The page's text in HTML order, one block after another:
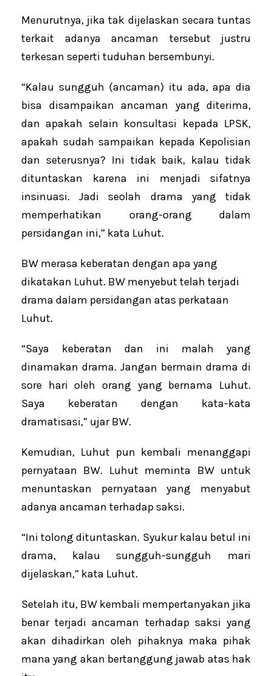
Menurutnya, jika tak dijelaskan secara tuntas
terkait adanya ancaman tersebut justru
terkesan seperti tuduhan bersembunyi.
“Kalau sungguh (ancaman) itu ada, apa dia
bisa disampaikan ancaman yang diterima,
dan apakah selain konsultasi kepada LPSK,
apakah sudah sampaikan kepada Kepolisian
dan seterusnya? Ini tidak baik, kalau tidak
dituntaskan karena ini menjadi sifatnya
insinuasi. Jadi seolah drama yang tidak
memperhatikan orang-orang dalam
persidangan ini,” kata Luhut.
BW merasa keberatan dengan apa yang
dikatakan Luhut. BW menyebut telah terjadi
drama dalam persidangan atas perkataan
Luhut.
“Saya keberatan dan ini malah yang
dinamakan drama. Jangan bermain drama di
sore hari oleh orang yang bernama Luhut.
Saya keberatan dengan kata-kata
dramatisasi,” ujar BW.
Kemudian, Luhut pun kembali menanggapi
pernyataan BW. Luhut meminta BW untuk
menuntaskan pernyataan yang menyabut
adanya ancaman terhadap saksi.
“Ini tolong dituntaskan. Syukur kalau betul ini
drama, kalau sungguh-sungguh mari
dijelaskan,” kata Luhut.
Setelah itu, BW kembali mempertanyakan jika
benar terjadi ancaman terhadap saksi yang
akan dihadirkan oleh pihaknya maka pihak
mana yang akan bertanggung jawab atas hak